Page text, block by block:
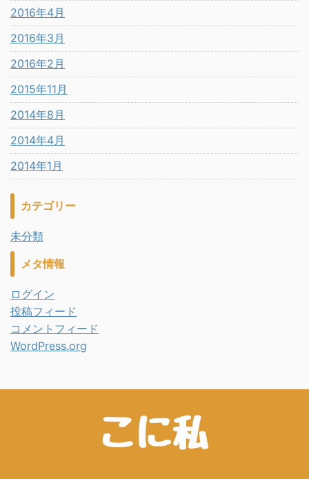
2016年4月
2016年3月
2016年2月
2015年11月
2014年8月
2014年4月
2014年1月
カテゴリー
未分類
メタ情報
ログイン
投稿フィード
コメントフィード
WordPress.org